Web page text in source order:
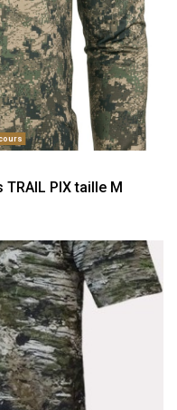
PIX taille M